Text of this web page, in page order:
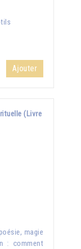
Ajouter
(Livre
magie
: comment